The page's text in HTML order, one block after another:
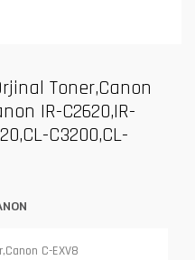
Toner,Canon
IR-C2620,IR-
C3200,CL-
C-EXV8